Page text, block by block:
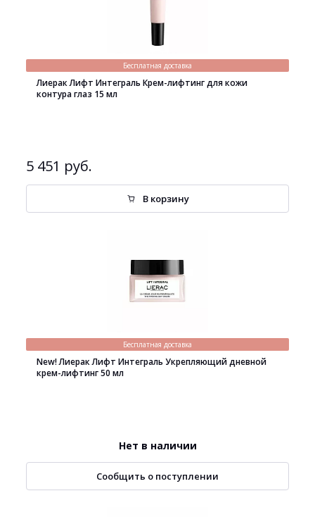
Бесплатная доставка
Лиерак Лифт Интеграль Крем-лифтинг для кожи
контура глаз 15 мл
5 451 руб.
В корзину
Бесплатная доставка
New! Лиерак Лифт Интеграль Укрепляющий дневной
крем-лифтинг 50 мл
Нет в наличии
Сообщить о поступлении